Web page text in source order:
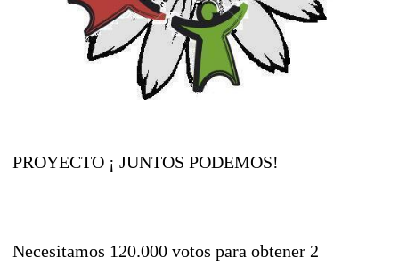
PROYECTO ¡ JUNTOS PODEMOS!
Necesitamos 120.000 votos para obtener 2